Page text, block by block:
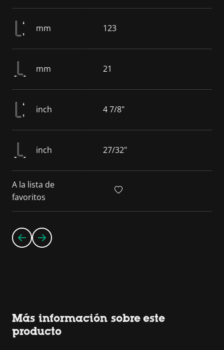
mm 123
mm 21
inch 4 7/8"
inch 27/32"
A la lista de
favoritos
Más información sobre este
producto